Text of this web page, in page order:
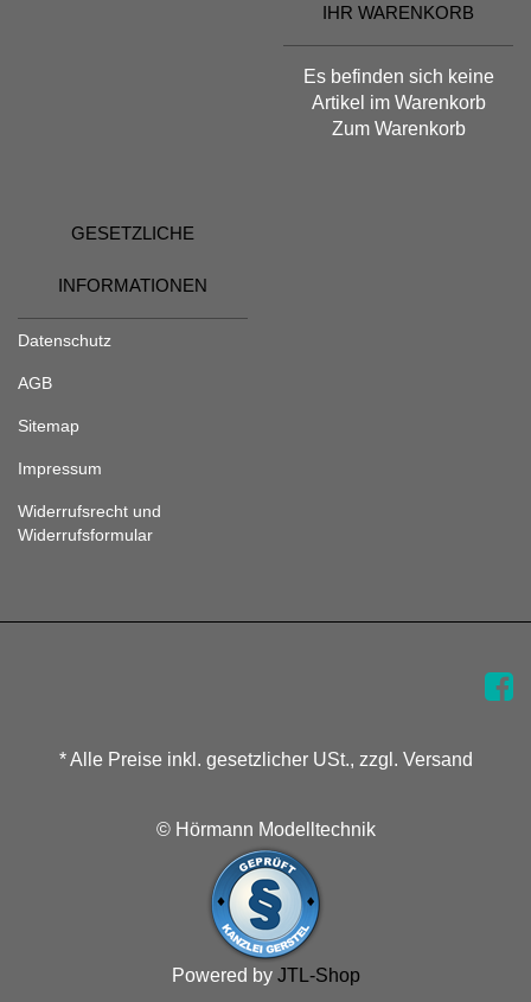
IHR WARENKORB
Es befinden sich keine
Artikel im Warenkorb
Zum Warenkorb
GESETZLICHE
INFORMATIONEN
Datenschutz
AGB
Sitemap
Impressum
Widerrufsrecht und
Widerrufsformular
* Alle Preise inkl. gesetzlicher USt., zzgl. Versand
© Hörmann Modelltechnik
Powered by JTL-Shop